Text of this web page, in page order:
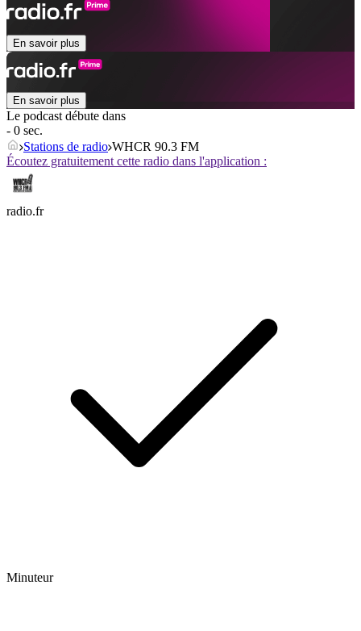
En savoir plus
En savoir plus
Le podcast débute dans
- 0 sec.
Stations de radio WHCR 90.3 FM
Écoutez gratuitement cette radio dans l'application :
radio.fr
Minuteur